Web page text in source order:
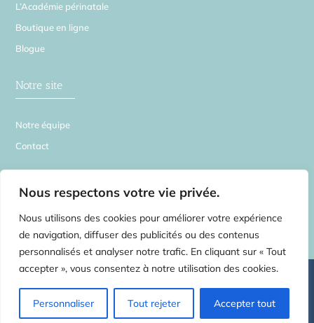
Nous respectons votre vie privée.
Nous utilisons des cookies pour améliorer votre expérience
de navigation, diffuser des publicités ou des contenus
personnalisés et analyser notre trafic. En cliquant sur « Tout
accepter », vous consentez à notre utilisation des cookies.
Personnaliser Tout rejeter Accepter tout
L’Académie périnatale
Boutique en ligne
Blogue
Notre site
Notre équipe
Contact
©2026 La Source en Soi – Tous droits réservés | Centre de médecines
Physiothérapie Ostéopathie Acupuncture Naturopathie Cours prénataux
méthode Bonapace | Une réalisation del’AgenceLB